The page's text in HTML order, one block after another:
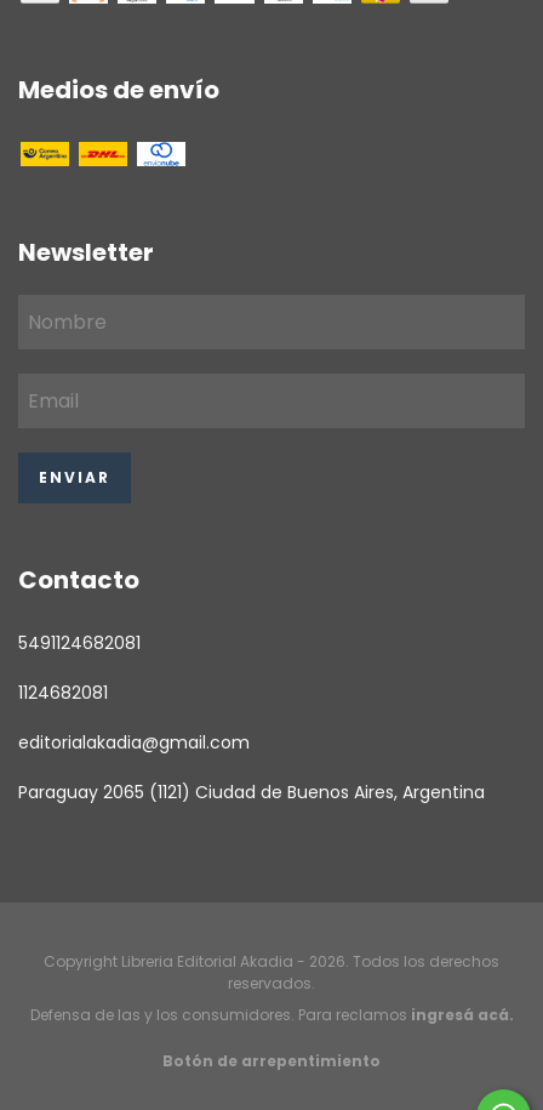
Medios de envío
Newsletter
Contacto
5491124682081
1124682081
editorialakadia@gmail.com
Paraguay 2065 (1121) Ciudad de Buenos Aires, Argentina
Copyright Libreria Editorial Akadia - 2026. Todos los derechos
reservados.
Defensa de las y los consumidores. Para reclamos ingresá acá.
Botón de arrepentimiento